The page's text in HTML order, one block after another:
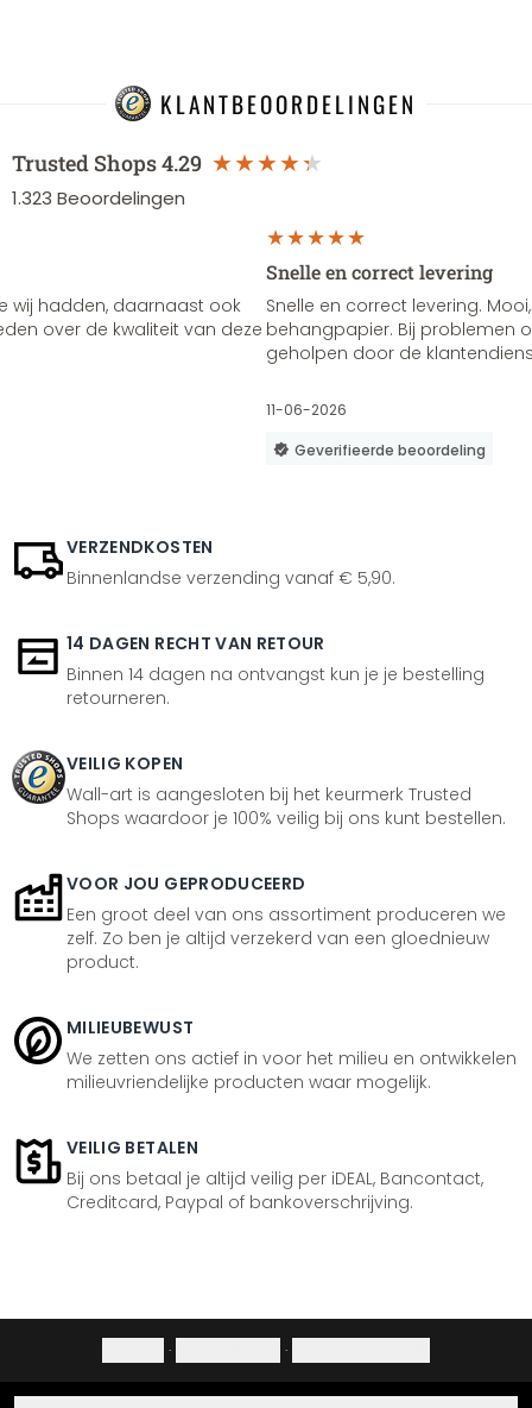
KLANTBEOORDELINGEN
Trusted Shops4.29
1.323 Beoordelingen
wij hadden, daarnaast ook
over de kwaliteit van deze
Snelle en correct levering
Snelle en correct levering.
behangpapier. Bij problemen
geholpen door de
11-06-2026
Geverifieerde beoordeling
VERZENDKOSTEN
Binnenlandse verzending vanaf € 5,90.
14 DAGEN RECHT VAN RETOUR
Binnen 14 dagen na ontvangst kun je je bestelling
retourneren.
VEILIG KOPEN
Wall-art is aangesloten bij het keurmerk Trusted
Shops waardoor je 100% veilig bij ons kunt bestellen.
VOOR JOU GEPRODUCEERD
Een groot deel van ons assortiment produceren we
zelf. Zo ben je altijd verzekerd van een gloednieuw
product.
MILIEUBEWUST
We zetten ons actief in voor het milieu en ontwikkelen
milieuvriendelijke producten waar mogelijk.
VEILIG BETALEN
Bij ons betaal je altijd veilig per iDEAL, Bancontact,
Creditcard, Paypal of bankoverschrijving.
· ·